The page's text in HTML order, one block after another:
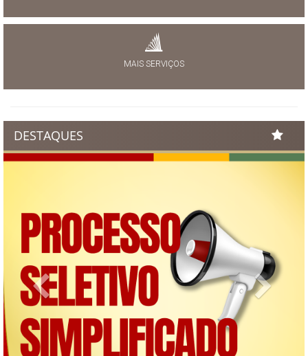
MAIS SERVIÇOS
DESTAQUES
Previous Next